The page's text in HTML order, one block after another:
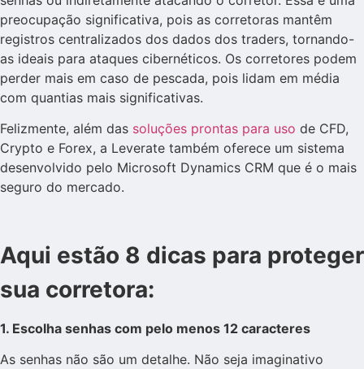
preocupação significativa, pois as corretoras mantêm
registros centralizados dos dados dos traders, tornando-
as ideais para ataques cibernéticos. Os corretores podem
perder mais em caso de pescada, pois lidam em média
com quantias mais significativas.
Felizmente, além das soluções prontas para uso de CFD,
Crypto e Forex, a Leverate também oferece um sistema
desenvolvido pelo Microsoft Dynamics CRM que é o mais
seguro do mercado.
Aqui estão 8 dicas para proteger
sua corretora:
1. Escolha senhas com pelo menos 12 caracteres
As senhas não são um detalhe. Não seja imaginativo